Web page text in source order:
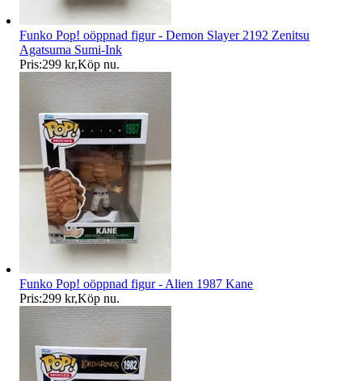
Funko Pop! oöppnad figur - Demon Slayer 2192 Zenitsu
Agatsuma Sumi-Ink
Pris:299 kr,Köp nu.
Funko Pop! oöppnad figur - Alien 1987 Kane
Pris:299 kr,Köp nu.